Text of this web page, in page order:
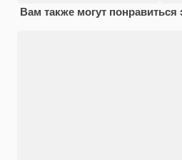
Вам также могут понравиться